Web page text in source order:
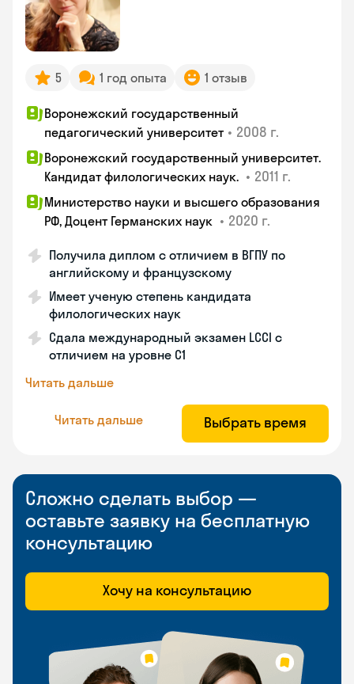
5 1 год опыта 1 отзыв
Воронежский государственный
педагогический университет • 2008 г.
Воронежский государственный университет.
Кандидат филологических наук. • 2011 г.
Министерство науки и высшего образования
РФ, Доцент Германских наук • 2020 г.
Получила диплом с отличием в ВГПУ по
английскому и французскому
Имеет ученую степень кандидата
филологических наук
Сдала международный экзамен LCCI с
отличием на уровне C1
Читать дальше
Читать дальше Выбрать время
Сложно сделать выбор —
оставьте заявку на бесплатную
консультацию
Хочу на консультацию